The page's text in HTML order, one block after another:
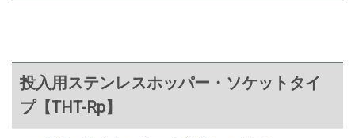
投入用ステンレスホッパー・ソケットタイ
プ【THT-Rp】